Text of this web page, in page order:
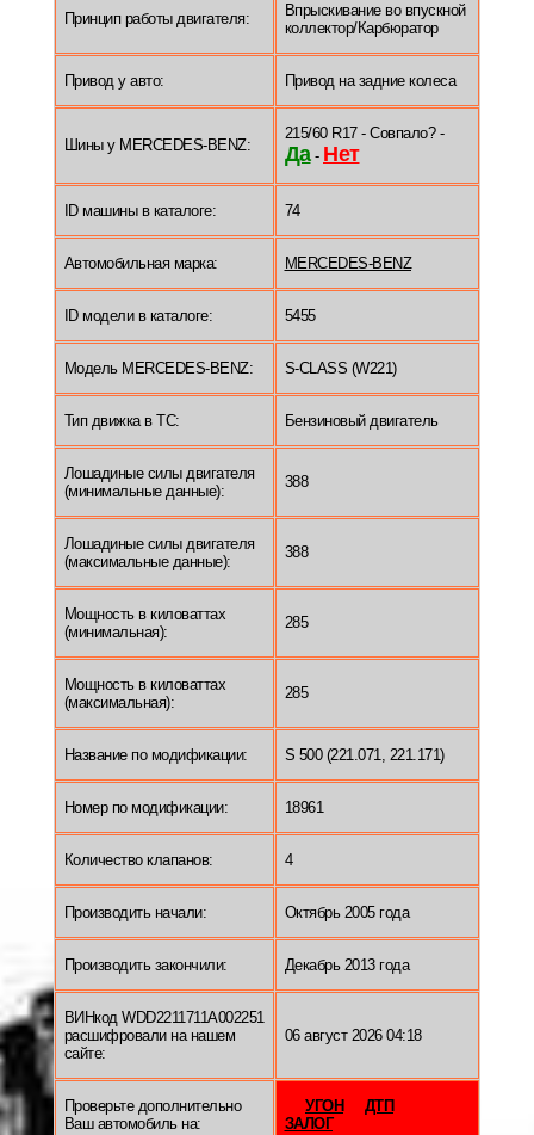
Принцип работы двигателя:
Впрыскивание во впускной
коллектор/Карбюратор
Привод у авто: Привод на задние колеса
Шины у MERCEDES-BENZ:
215/60 R17 - Совпало? -
Да- Нет
ID машины в каталоге: 74
Автомобильная марка: MERCEDES-BENZ
ID модели в каталоге: 5455
Модель MERCEDES-BENZ: S-CLASS (W221)
Тип движка в ТС: Бензиновый двигатель
Лошадиные силы двигателя
(минимальные данные):
388
Лошадиные силы двигателя
(максимальные данные):
388
Мощность в киловаттах
(минимальная):
285
Мощность в киловаттах
(максимальная):
285
Название по модификации: S 500 (221.071, 221.171)
Номер по модификации: 18961
Количество клапанов: 4
Производить начали: Октябрь 2005 года
Производить закончили: Декабрь 2013 года
ВИНкод WDD2211711A002251
расшифровали на нашем
сайте:
06 август 2026 04:18
Проверьте дополнительно
Ваш автомобиль на:
УГОН
ДТП
ЗАЛОГ